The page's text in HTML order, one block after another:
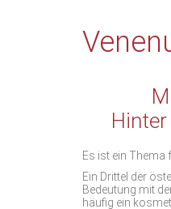
Es ist ein Thema
Ein Drittel der
Bedeutung mit
häufig ein